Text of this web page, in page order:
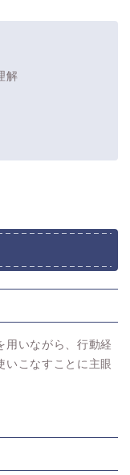
解
用いながら、行動経
いこなすことに主眼